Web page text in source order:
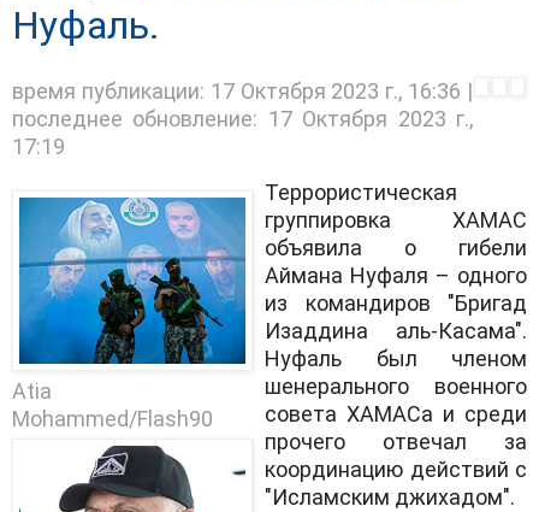
Нуфаль.
время публикации: 17 Октября 2023 г., 16:36 |
последнее обновление: 17 Октября 2023 г.,
17:19
Atia
Mohammed/Flash90
Террористическая
группировка ХАМАС
объявила о гибели
Аймана Нуфаля – одного
из командиров "Бригад
Изаддина аль-Касама".
Нуфаль был членом
шенерального военного
совета ХАМАСа и среди
прочего отвечал за
координацию действий с
"Исламским джихадом".